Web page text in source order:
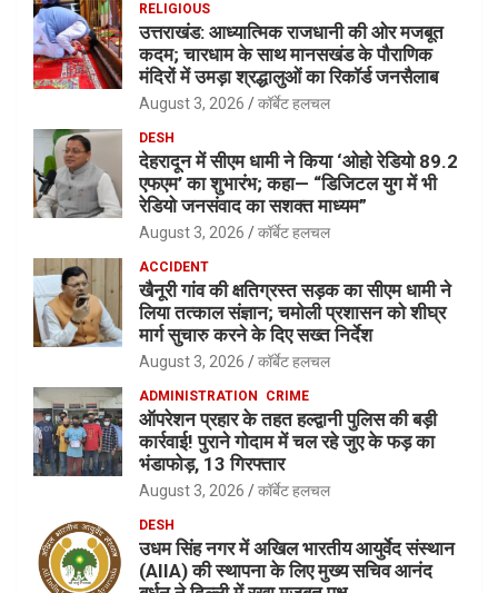
RELIGIOUS
उत्तराखंड: आध्यात्मिक राजधानी की ओर मजबूत
कदम; चारधाम के साथ मानसखंड के पौराणिक
मंदिरों में उमड़ा श्रद्धालुओं का रिकॉर्ड जनसैलाब
August 3, 2026 कॉर्बेट हलचल
DESH
देहरादून में सीएम धामी ने किया ‘ओहो रेडियो 89.2
एफएम’ का शुभारंभ; कहा— “डिजिटल युग में भी
रेडियो जनसंवाद का सशक्त माध्यम”
August 3, 2026 कॉर्बेट हलचल
ACCIDENT
खैनूरी गांव की क्षतिग्रस्त सड़क का सीएम धामी ने
लिया तत्काल संज्ञान; चमोली प्रशासन को शीघ्र
मार्ग सुचारु करने के दिए सख्त निर्देश
August 3, 2026 कॉर्बेट हलचल
ADMINISTRATION CRIME
ऑपरेशन प्रहार के तहत हल्द्वानी पुलिस की बड़ी
कार्रवाई! पुराने गोदाम में चल रहे जुए के फड़ का
भंडाफोड़, 13 गिरफ्तार
August 3, 2026 कॉर्बेट हलचल
DESH
उधम सिंह नगर में अखिल भारतीय आयुर्वेद संस्थान
(AIIA) की स्थापना के लिए मुख्य सचिव आनंद